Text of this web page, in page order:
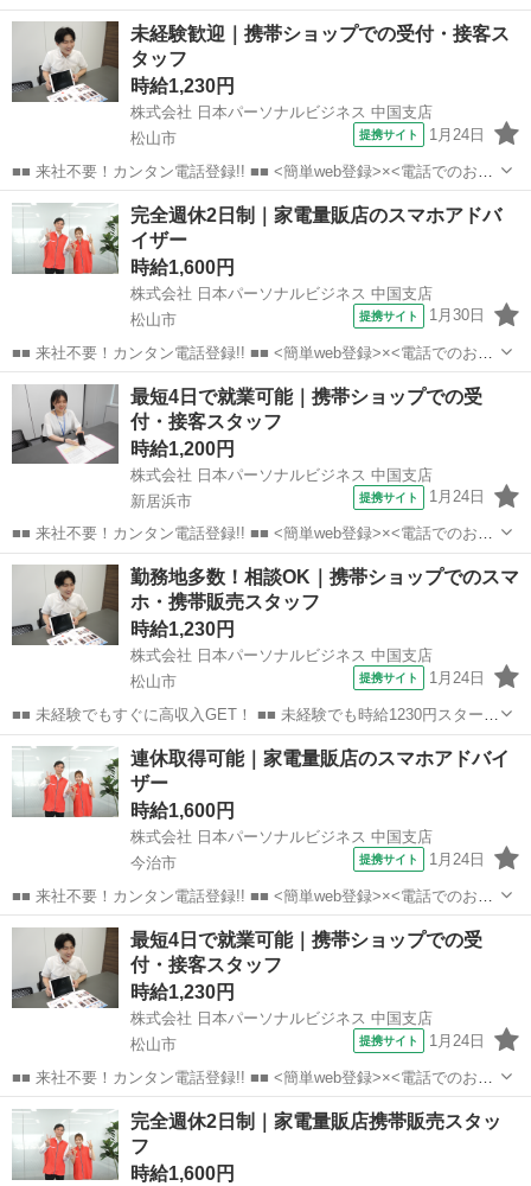
事紹介> で、来社なくお仕事探しが可能です♪ 基本情報を入力したら
電話で希望を伝えるだけでOK★ 営業、ラウンダー、事務のお仕事も
あります♪ ご希...
愛媛 松山市 店長
未経験歓迎｜携帯ショップでの受付・接客ス
タッフ
時給1,230円
株式会社 日本パーソナルビジネス 中国支店
松山市
提携サイト 1月24日
■■ 来社不要！カンタン電話登録!! ■■ <簡単web登録>×<電話でのお仕
事紹介> で、来社なくお仕事探しが可能です♪ 基本情報を入力したら
電話で希望を伝えるだけでOK★ 営業、ラウンダー、事務のお仕事も
あります♪ ご希...
愛媛 松山市 店長
完全週休2日制｜家電量販店のスマホアドバ
イザー
時給1,600円
株式会社 日本パーソナルビジネス 中国支店
松山市
提携サイト 1月30日
■■ 来社不要！カンタン電話登録!! ■■ <簡単web登録>×<電話でのお仕
事紹介> で、来社なくお仕事探しが可能です♪ 基本情報を入力したら
電話で希望を伝えるだけでOK★ 営業、ラウンダー、事務のお仕事も
あります♪ ご希...
愛媛 松山市 店長
最短4日で就業可能｜携帯ショップでの受
付・接客スタッフ
時給1,200円
株式会社 日本パーソナルビジネス 中国支店
新居浜市
提携サイト 1月24日
■■ 来社不要！カンタン電話登録!! ■■ <簡単web登録>×<電話でのお仕
事紹介> で、来社なくお仕事探しが可能です♪ 基本情報を入力したら
電話で希望を伝えるだけでOK★ 営業、ラウンダー、事務のお仕事も
あります♪ ご希...
愛媛 新居浜市 店長
勤務地多数！相談OK｜携帯ショップでのスマ
ホ・携帯販売スタッフ
時給1,230円
株式会社 日本パーソナルビジネス 中国支店
松山市
提携サイト 1月24日
■■ 未経験でもすぐに高収入GET！ ■■ 未経験でも時給1230円スタート
なので、すぐに高収入!! 社員登用制度もあるので、ゆくゆくは社員に
なんてキャリアアップも目指せます!! ■■ 来社不要！カンタン電話登
録!! ■■...
愛媛 松山市 店長
連休取得可能｜家電量販店のスマホアドバイ
ザー
時給1,600円
株式会社 日本パーソナルビジネス 中国支店
今治市
提携サイト 1月24日
■■ 来社不要！カンタン電話登録!! ■■ <簡単web登録>×<電話でのお仕
事紹介> で、来社なくお仕事探しが可能です♪ 基本情報を入力したら
電話で希望を伝えるだけでOK★ 営業、ラウンダー、事務のお仕事も
あります♪ ご希...
愛媛 今治市 店長
最短4日で就業可能｜携帯ショップでの受
付・接客スタッフ
時給1,230円
株式会社 日本パーソナルビジネス 中国支店
松山市
提携サイト 1月24日
■■ 来社不要！カンタン電話登録!! ■■ <簡単web登録>×<電話でのお仕
事紹介> で、来社なくお仕事探しが可能です♪ 基本情報を入力したら
電話で希望を伝えるだけでOK★ 営業、ラウンダー、事務のお仕事も
あります♪ ご希...
愛媛 松山市 店長
完全週休2日制｜家電量販店携帯販売スタッ
フ
時給1,600円